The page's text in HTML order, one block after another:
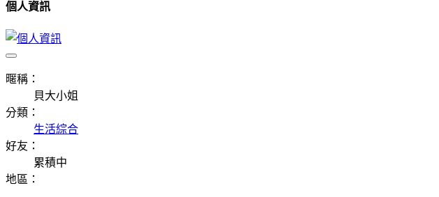
個人資訊
暱稱：
貝大小姐
分類：
生活綜合
好友：
累積中
地區：